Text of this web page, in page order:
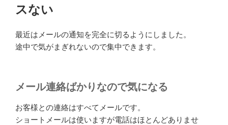
スない
最近はメールの通知を完全に切るようにしました。
途中で気がまぎれないので集中できます。
メール連絡ばかりなので気になる
お客様との連絡はすべてメールです。
ショートメールは使いますが電話はほとんどありませ